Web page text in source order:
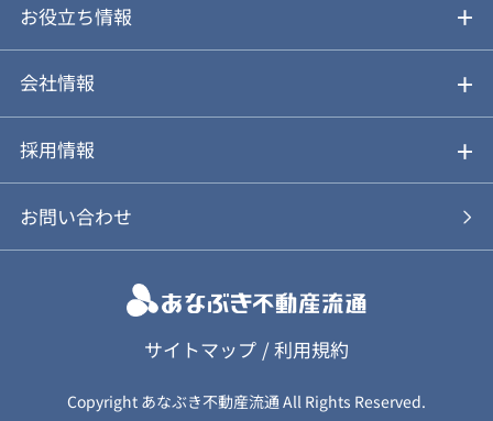
仲介と買取のメリット・デメリット
動画やパンフレットで見る
購入前も後も安心サポート
お気に入り
お役立ち情報
不動産Q&A
アルファジャーナル
会社情報
会社概要
スタッフ紹介
個人情報保護方針
カスタマーハラスメント基本方針
保険募集（勧誘）方針
採用情報
新卒採用について
キャリア採用について
応募に関する個人情報取扱について
お問い合わせ
サイトマップ /利用規約
Copyright あなぶき不動産流通 All Rights Reserved.